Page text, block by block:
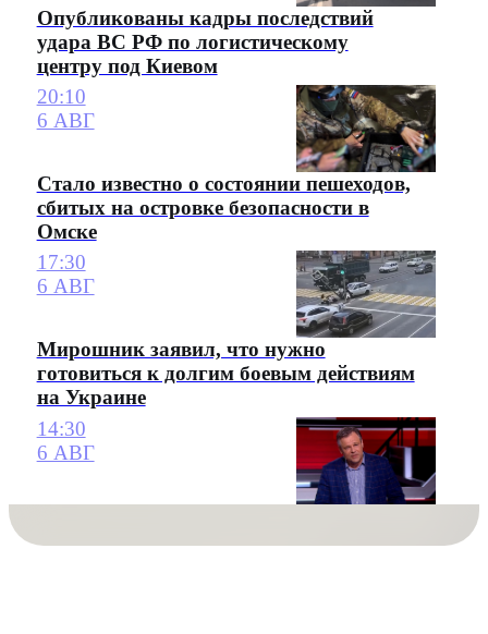
Опубликованы кадры последствий
удара ВС РФ по логистическому
центру под Киевом
20:10
6 АВГ
Стало известно о состоянии пешеходов,
сбитых на островке безопасности в
Омске
17:30
6 АВГ
Мирошник заявил, что нужно
готовиться к долгим боевым действиям
на Украине
14:30
6 АВГ